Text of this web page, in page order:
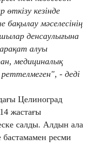
кезінде
бақылау мәселесінің
денсаулығына
алуы
медициналық
- деді
Целиноград
жастағы
салды. Алдын ала
ресми